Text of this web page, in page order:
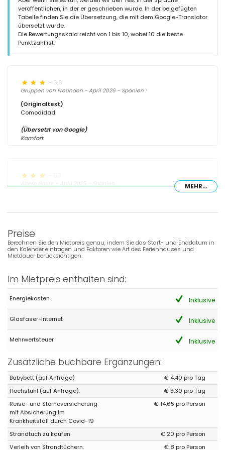
veröffentlichen, in der er geschrieben wurde. In der beigefügten
Tabelle finden Sie die Übersetzung, die mit dem Google-Translator
übersetzt wurde.
Die Bewertungsskala reicht von 1 bis 10, wobei 10 die beste
Punktzahl ist.
- 6,6
Gruppen von Freunden - April 2026 - Spanien :
(Originaltext)
Comodidad.
(Übersetzt von Google)
Komfort.
Es waren angenehme und sehr friedliche Tage.
Ältere Paare - September 2022 - Schweiz :
Vertrauen Sie dem Vermieter, Sie arbeiten zur vollen
Zufriedenheit 👍👍👍🍾🍾🍾
Familien mit älteren Kindern - September 2021 - Schweiz :
Es hat uns sehr gefallen . Wir haben schon wieder Reserviert 👍👍
👍
- 9,9
- Juli 2021 - Spanien :
(Originaltext)
Volveremos
MEHR...
Preise
Berechnen Sie den Mietpreis genau, indem Sie das Start- und Enddatum in
den Kalender eintragen und Faktoren wie Art des Ferienhauses und
Mietdauer berücksichtigen.
Im Mietpreis enthalten sind:
Energiekosten Inklusive
Glasfaser-Internet Inklusive
Mehrwertsteuer Inklusive
Zusätzliche buchbare Ergänzungen:
Babybett (auf Anfrage)
€ 4,40 pro Tag
Hochstuhl (auf Anfrage).
€ 3,30 pro Tag
Reise- und Stornoversicherung
mit Absicherung im
Krankheitsfall durch Covid-19
€ 14,65 pro Person
Strandtuch zu kaufen
€ 20 pro Person
Verleih von Strandtüchern.
€ 8 pro Person